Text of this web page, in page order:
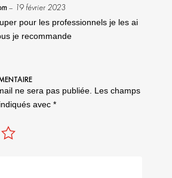
5sur
– 19 février 2023
pour les professionnels je les ai
je recommande
ne sera pas publiée. Les champs
avec *